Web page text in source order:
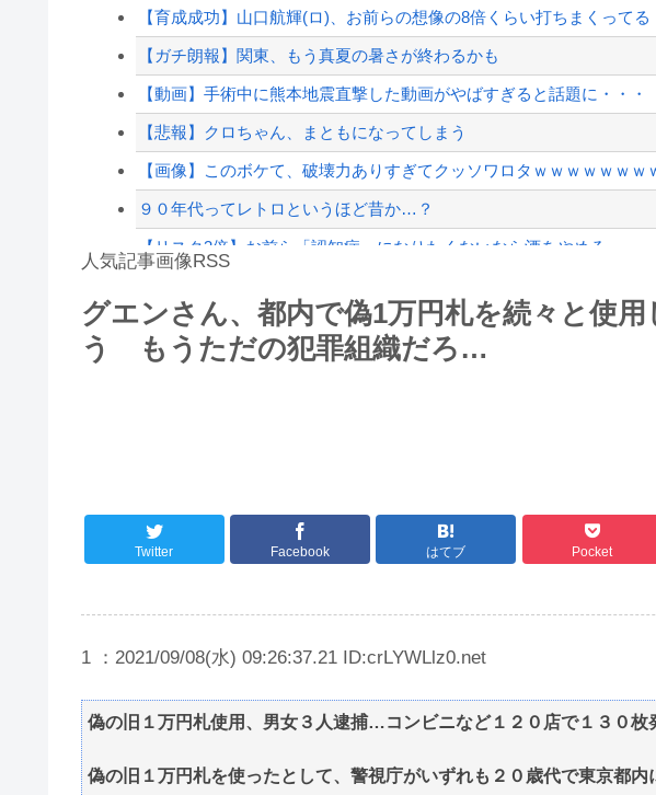
消費税減税に反対していた財務省の面目が丸潰れに、減税が決まった
昔の自販機が最高すぎる
【悲報】嫁に15年間嘘つかれてて心が壊れてるから相手してくれ
【配信者】「金バエ」のSNS更新が1週間途絶え、様々な憶測が飛び
【緊急速報】NYで警官が黒人男性の首を絞め、暴動第二波不可避へ
【育成成功】山口航輝(ロ)、お前らの想像の8倍くらい打ちまくってる
【ガチ朗報】関東、もう真夏の暑さが終わるかも
【動画】手術中に熊本地震直撃した動画がやばすぎると話題に・・・
【悲報】クロちゃん、まともになってしまう
【画像】このボケて、破壊力ありすぎてクッソワロタｗｗｗｗｗｗｗ
９０年代ってレトロというほど昔か…？
【リスク3倍】お前ら「認知症」になりたくないなら酒をやめろ
白石「あ、あきら様……？」あきら「……白石」
8/4のニュース
人気記事画像RSS
グエンさん、都内で偽1万円札を続々と使
う もうただの犯罪組織だろ…
Twitter Facebook はてブ Pocket
1 ：2021/09/08(水) 09:26:37.21 ID:crLYWLlz0.net
偽の旧１万円札使用、男女３人逮捕…コンビニなど１２０店で１３０枚
偽の旧１万円札を使ったとして、警視庁がいずれも２０歳代で東京都